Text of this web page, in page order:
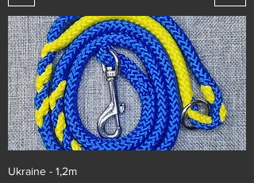
Ukraine - 1,2m